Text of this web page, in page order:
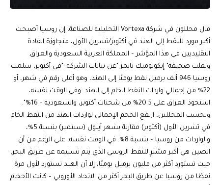
قال محللون في شركة Vortexa التحليلية للصناعة، إن روسيا أصبحت
أكبر مورد للنفط إلى الهند في أكتوبر/تشرين الأول، متجاوزة القادة
التقليديين في هذا المؤشر – المملكة العربية السعودية والعراق.
ونقلت صحيفة" إيكونوميك تايمز "عن بيانات الشركة: "في أكتوبر، سلمت
روسيا 946 ألف برميل نفط يوميًا إلى الهند، وهو أعلى رقم في شهر، أو
22% من إجمالي واردات النفط الخام إلى الهند. وفي الوقت نفسه،
استحوذ العراق على 20.5% من شحنات أكتوبر، والسعودية – 16%".
وبحسب المحللين، ارتفع الحجم الإجمالي لواردات الهند من النفط الخام
في تشرين الأول (أكتوبر) مقارنة بشهر أيلول (سبتمبر) بنسبة 5%،
والواردات من روسيا – بنسبة 8%. في الوقت نفسه، على الرغم من أن
الصين هي أكبر مشترٍ للنفط الروسي الذي يتم تسليمه عن طريق البحر،
حيث تستورد أكثر من مليون برميل يوميًا، إلا أن الهند تستورد لأول مرة
نفطًا من روسيا عن طريق البحر أكثر من الاتحاد الأوروبي – كانت الأحجام